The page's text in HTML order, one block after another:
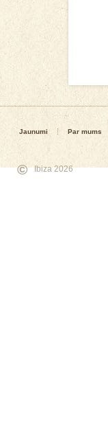
Jaunumi Par mums
© Ibiza 2026